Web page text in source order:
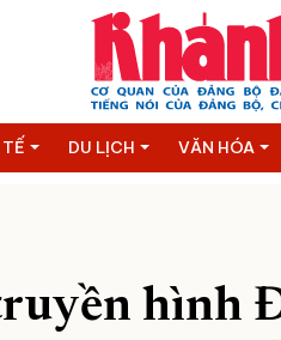
DU LỊCH VĂN HÓA
hình